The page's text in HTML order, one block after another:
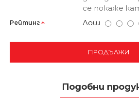
се покаже
Рейтинг Лош
ПРОДЪЛЖИ
Подобни